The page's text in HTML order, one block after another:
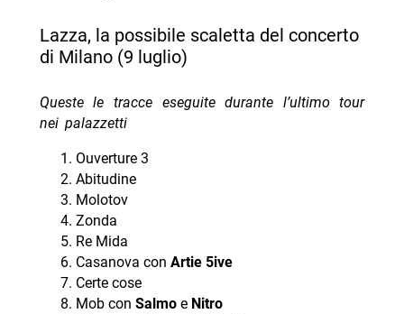
Lazza, la possibile scaletta del concerto
di Milano (9 luglio)
Queste le tracce eseguite durante l’ultimo tour
nei palazzetti
Ouverture 3
Abitudine
Molotov
Zonda
Re Mida
Casanova con Artie 5ive
Certe cose
Mob con Salmoe Nitro